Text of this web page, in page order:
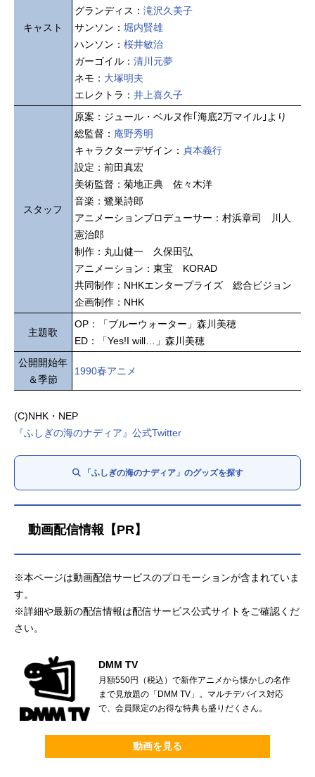
キャスト
グランディス： 滝沢久美子
サンソン： 堀内賢雄
ハンソン： 桜井敏治
ガーゴイル： 清川元夢
ネモ： 大塚明夫
エレクトラ： 井上喜久子
スタッフ
原案：ジュール・ベルヌ作｢海底2万マイル｣より
総監督： 庵野秀明
キャラクターデザイン： 貞本義行
設定：前田真宏
美術監督：菊地正典 佐々木洋
音楽：鷺巣詩郎
アニメーションプロデューサー：村浜章司 川人
憲治郎
制作：丸山健一 久保田弘
アニメーション：東宝 KORAD
共同制作：NHKエンタープライズ 総合ビジョン
企画制作：NHK
主題歌
OP：「ブルーウォーター」森川美穂
ED：「Yes!I will…」森川美穂
公開開始年
＆季節
1990春アニメ
(C)NHK・NEP
『ふしぎの海のナディア』公式Twitter
「ふしぎの海のナディア」のグッズを探す
動画配信情報【PR】
※本ページは動画配信サービスのプロモーションが含まれていま
す。
※詳細や最新の配信情報は配信サービス公式サイトをご確認くだ
さい。
DMM TV
月額550円（税込）で新作アニメから懐かしの名作
まで見放題の「DMM TV」。マルチデバイス対応
で、会員限定のお得な特典も盛りだくさん。
動画を見る